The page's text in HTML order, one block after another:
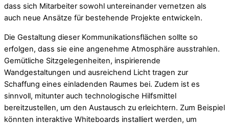
dass sich Mitarbeiter sowohl untereinander vernetzen als
auch neue Ansätze für bestehende Projekte entwickeln.
Die Gestaltung dieser Kommunikationsflächen sollte so
erfolgen, dass sie eine angenehme Atmosphäre ausstrahlen.
Gemütliche Sitzgelegenheiten, inspirierende
Wandgestaltungen und ausreichend Licht tragen zur
Schaffung eines einladenden Raumes bei. Zudem ist es
sinnvoll, mitunter auch technologische Hilfsmittel
bereitzustellen, um den Austausch zu erleichtern. Zum Beispiel
könnten interaktive Whiteboards installiert werden, um